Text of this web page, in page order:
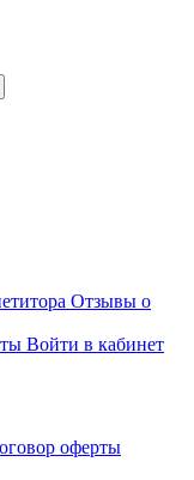
Отзывы о
Войти в кабинет
оферты